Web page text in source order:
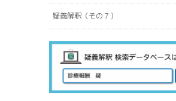
疑義解釈（その７）